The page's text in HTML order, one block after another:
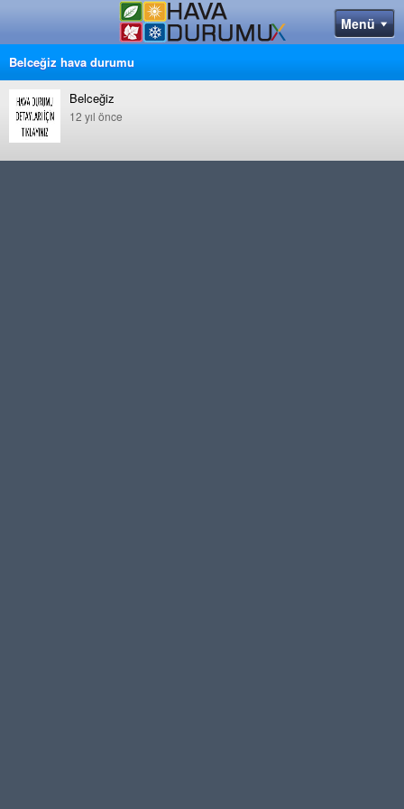
Belceğiz hava durumu
Belceğiz
12 yıl önce